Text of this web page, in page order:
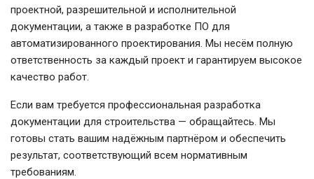
проектной, разрешительной и исполнительной
документации, а также в разработке ПО для
автоматизированного проектирования. Мы несём полную
ответственность за каждый проект и гарантируем высокое
качество работ.
Если вам требуется профессиональная разработка
документации для строительства — обращайтесь. Мы
готовы стать вашим надёжным партнёром и обеспечить
результат, соответствующий всем нормативным
требованиям.